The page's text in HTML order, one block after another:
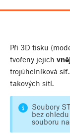
Při 3D tisku
tvořeny jejich
trojúhelníková
takových sítí.
Soubory
bez
souboru